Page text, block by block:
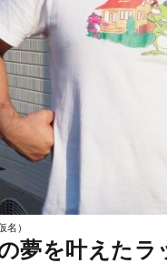
）
夢を叶えたラ